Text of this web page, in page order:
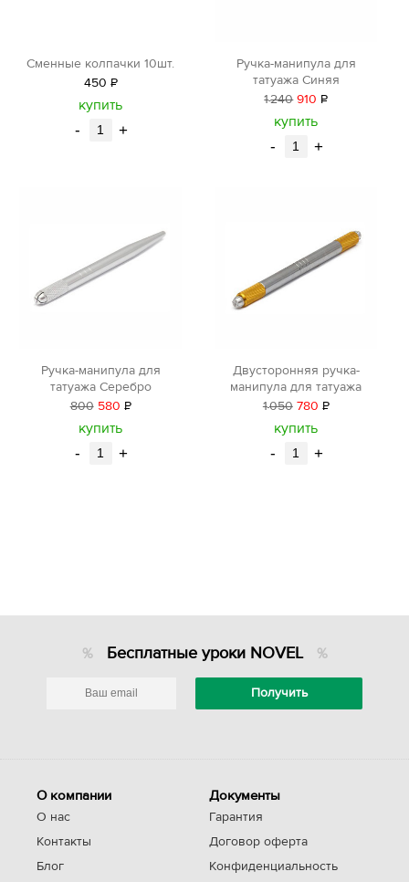
Сменные колпачки 10шт.
450 Р
уб.
купить
- +
Ручка-манипула для
татуажа Синяя
1240 910 Р
купить
- +
Ручка-манипула для
татуажа Серебро
800 580 Р
купить
- +
Двусторонняя ручка-
манипула для татуажа
1050 780 Р
купить
- +
Бесплатные уроки NOVEL
О компании
О нас
Контакты
Блог
Документы
Гарантия
Договор оферта
Конфиденциальность